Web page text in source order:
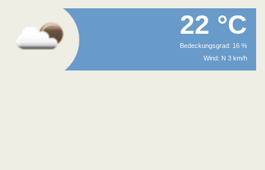
22 °C
Bedeckungsgrad: 16 %
Wind: N 3 km/h